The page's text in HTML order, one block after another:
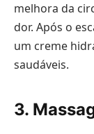
melhora da
dor. Após o
um creme
saudáveis.
3.